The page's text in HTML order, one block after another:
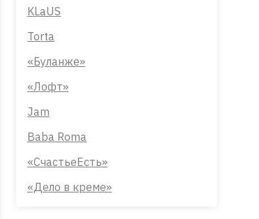
KLaUS
Torta
«Буланже»
«Лофт»
Jam
Baba Roma
«СчастьеЕсть»
«Дело в креме»